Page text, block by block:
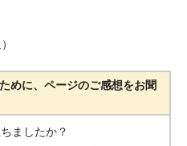
めに、ページのご感想をお聞
ましたか？